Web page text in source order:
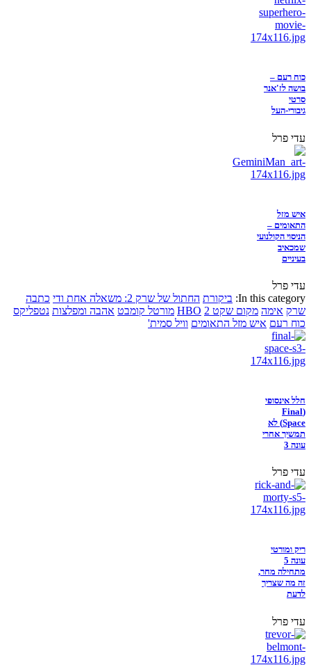
כוח רעם –
בושה לז'אנר
סרטי
גיבורי-העל
עדי פרל
איש מזל
התאומים –
הניסוי הקולנועי
שמכאיב
בעיניים
עדי פרל
In this category: ביקורת החתול של שרק 2: משאלה אחת ודי
כתבה
שרק אימה מקום שקט 2 HBO מורטל קומבט אהבה ומפלצות נטפליקס
כוח רעם איש מזל התאומים וויל סמית'
חלל אינסופי
(Final
Space) לא
תמשיך אחרי
עונה 3
עדי פרל
ריק ומורטי
עונה 5
מתחילה מחר,
זה מה שצריך
לדעת
עדי פרל